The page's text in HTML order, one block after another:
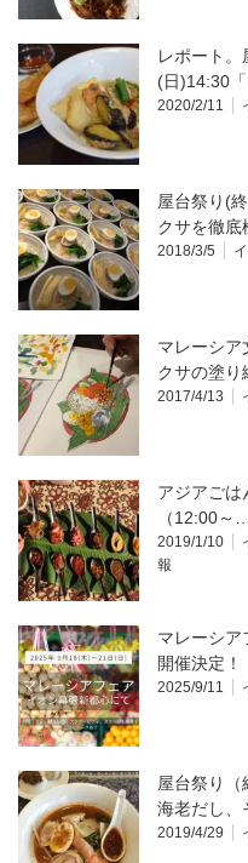
レポート。
(日)14:30
2020/2/11
屋台祭り(
クサを徹
2018/3/5
マレーシア
クサの塗
2017/4/13
アジアごは
（12:00～…
2019/1/10
報
マレーシア
開催決定！
2025/9/11
屋台祭り
海老だし
2019/4/29